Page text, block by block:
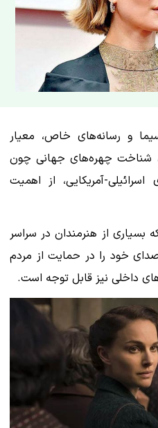
و رسانه‌های خاص، معیار
شناخت چهره‌های جهانی چون
اسرائیلی-آمریکایی، از اهمیت
بسیاری از هنرمندان در سراسر
صدای خود را در حمایت از مردم
داخلی نیز قابل توجه است.